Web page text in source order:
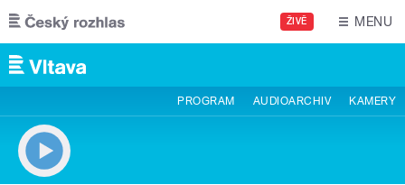
Přejít k hlavnímu obsahu
ŽIVĚ MENU
PROGRAM AUDIOARCHIV KAMERY